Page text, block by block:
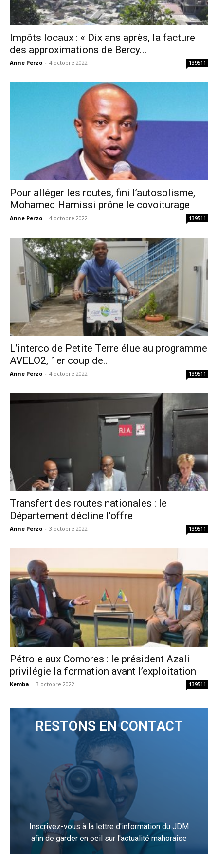
Impôts locaux : « Dix ans après, la facture
des approximations de Bercy...
Anne Perzo - 4 octobre 2022 139511
Pour alléger les routes, fini l’autosolisme,
Mohamed Hamissi prône le covoiturage
Anne Perzo - 4 octobre 2022 139511
L’interco de Petite Terre élue au programme
AVELO2, 1er coup de...
Anne Perzo - 4 octobre 2022 139511
Transfert des routes nationales : le
Département décline l’offre
Anne Perzo - 3 octobre 2022 139511
Pétrole aux Comores : le président Azali
privilégie la formation avant l’exploitation
Kemba - 3 octobre 2022 139511
RESTONS EN CONTACT
Inscrivez-vous à la lettre d'information du JDM
afin de garder en oeil sur l'actualité mahoraise